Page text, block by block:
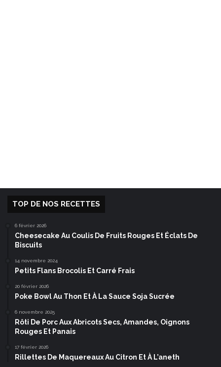
TOP DE NOS RECETTES
6 février 2026
Cheesecake Au Coulis De Fruits Rouges Et Éclats De
Biscuits
14 novembre 2024
Petits Flans Brocolis Et Carré Frais
20 février 2026
Poke Bowl Au Thon Et À La Sauce Soja Sucrée
6 novembre 2025
Rôti De Porc Aux Abricots Secs, Amandes, Oignons
Rouges Et Panais
17 février 2026
Rillettes De Maquereaux Au Citron Et À L’aneth